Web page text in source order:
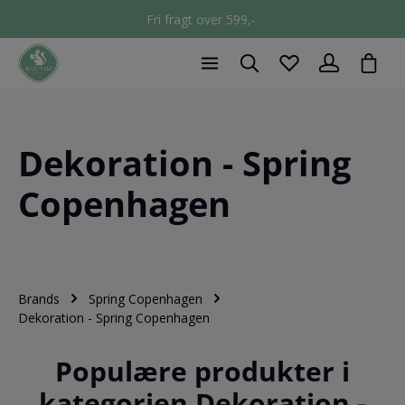
Fri fragt over 599,-
Dekoration - Spring
Copenhagen
Brands
Spring Copenhagen
Dekoration - Spring Copenhagen
Populære produkter i